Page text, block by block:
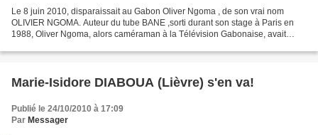
Le 8 juin 2010, disparaissait au Gabon Oliver Ngoma , de son vrai nom
OLIVIER NGOMA. Auteur du tube BANE ,sorti durant son stage à Paris en
1988, Oliver Ngoma, alors caméraman à la Télévision Gabonaise, avait
Marie-Isidore DIABOUA (Lièvre) s'en va!
Publié le 24/10/2010 à 17:09
Par Messager